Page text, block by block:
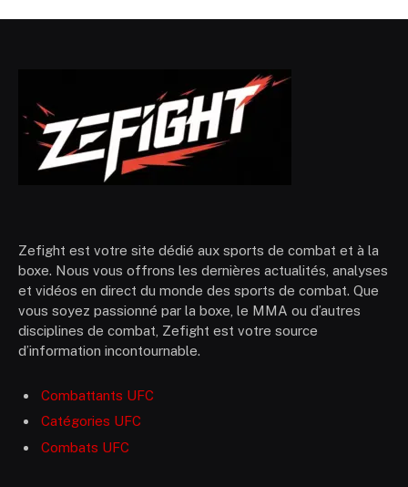
Zefight est votre site dédié aux sports de combat et à la
boxe. Nous vous offrons les dernières actualités, analyses
et vidéos en direct du monde des sports de combat. Que
vous soyez passionné par la boxe, le MMA ou d’autres
disciplines de combat, Zefight est votre source
d’information incontournable.
Combattants UFC
Catégories UFC
Combats UFC